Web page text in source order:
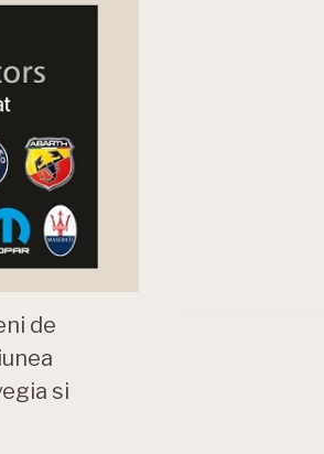
de
si